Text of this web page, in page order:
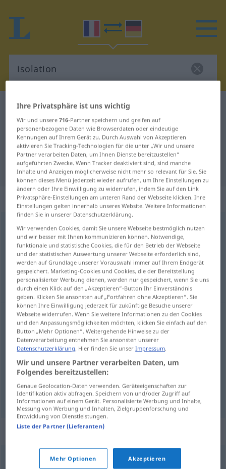
Französisch-Deutsch Wörterbuch
Französisch-Deutsch Übersetzung
für "isolation"
"isolation" Deutsch Übersetzung
„isolation“: féminin
isolation [izɔlasjõ]f
Übersicht aller Übersetzungen
(Für mehr Details die Übersetzung anklicken/antippen)
Isolierung, Isolation, Dämmung
Isolierungf isolation
Isolationf isolation
Dämmung
Beispielsätze für "isolation"
phonique
Ihre Privatsphäre ist uns wichtig
Wir und unsere716-Partner speichern und greifen auf
personenbezogene Daten wie Browserdaten oder eindeutige
Kennungen auf Ihrem Gerät zu. Durch Auswahl von Akzeptieren
aktivieren Sie Tracking-Technologien für die unter „Wir und unsere
Partner verarbeiten Daten, um Ihnen Dienste bereitzustellen“
aufgeführten Zwecke. Wenn Tracker deaktiviert sind, sind manche
Inhalte und Anzeigen möglicherweise nicht mehr so relevant für Sie. Sie
können dieses Menü jederzeit wieder aufrufen, um Ihre Einstellungen zu
ändern oder Ihre Einwilligung zu widerrufen, indem Sie auf den Link
Privatsphäre-Einstellungen am unteren Rand der Webseite klicken. Ihre
Einstellungen gelten innerhalb unseres Website. Weitere Informationen
finden Sie in unserer Datenschutzerklärung.
Wir verwenden Cookies, damit Sie unsere Webseite bestmöglich nutzen
und wir besser mit Ihnen kommunizieren können. Notwendige,
funktionale und statistische Cookies, die für den Betrieb der Webseite
und der statistischen Auswertung unserer Webseite erforderlich sind,
werden auf Grundlage unserer Vorauswahl immer auf Ihrem Endgerät
gespeichert. Marketing-Cookies und Cookies, die der Bereitstellung
personalisierter Werbung dienen, werden nur gespeichert, wenn Sie uns
durch einen Klick auf den „Akzeptieren“-Button Ihr Einverständnis
geben. Klicken Sie ansonsten auf „Fortfahren ohne Akzeptieren“. Sie
können Ihre Einwilligung jederzeit für zukünftige Besuche unserer
Webseite widerrufen. Wenn Sie weitere Informationen zu den Cookies
und den Anpassungsmöglichkeiten möchten, klicken Sie einfach auf den
Button „Mehr Optionen“. Weitergehende Hinweise zu der
Datenverarbeitung entnehmen Sie ansonsten unserer
Datenschutzerklärung. Hier finden Sie unserImpressum.
Wir und unsere Partner verarbeiten Daten, um
Folgendes bereitzustellen:
Genaue Geolocation-Daten verwenden. Geräteeigenschaften zur
Identifikation aktiv abfragen. Speichern von und/oder Zugriff auf
Informationen auf einem Gerät. Personalisierte Werbung und Inhalte,
Messung von Werbung und Inhalten, Zielgruppenforschung und
Entwicklung von Dienstleistungen.
Liste der Partner (Lieferanten)
Mehr Optionen Akzeptieren